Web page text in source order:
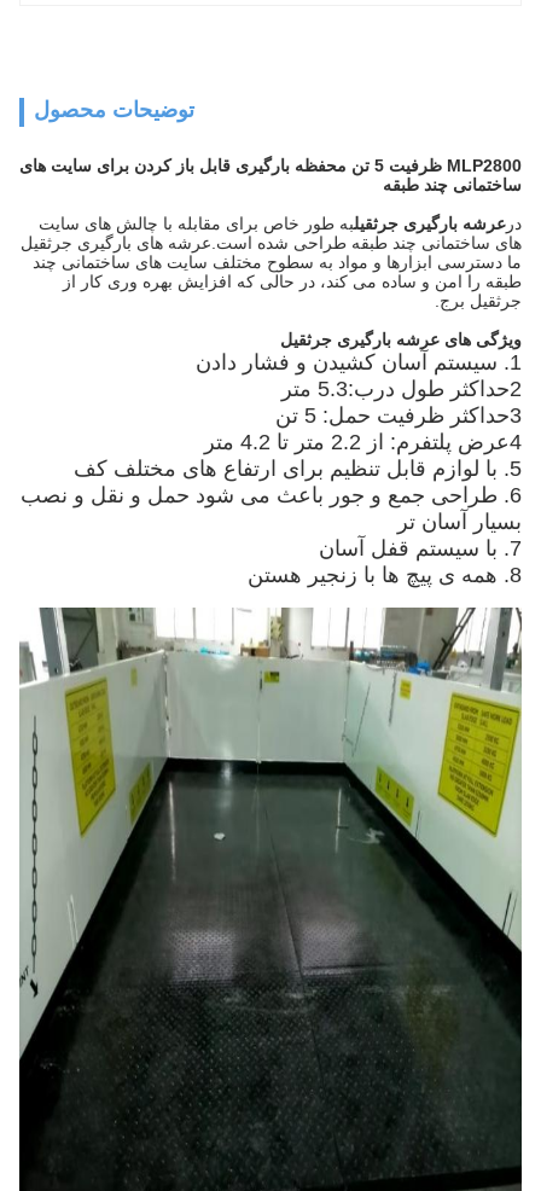
توضیحات محصول
MLP2800 ظرفیت 5 تن محفظه بارگیری قابل باز کردن برای سایت های
ساختمانی چند طبقه
درعرشه بارگیری جرثقیلبه طور خاص برای مقابله با چالش های سایت
های ساختمانی چند طبقه طراحی شده است.عرشه های بارگیری جرثقیل
ما دسترسی ابزارها و مواد به سطوح مختلف سایت های ساختمانی چند
طبقه را امن و ساده می کند، در حالی که افزایش بهره وری کار از
جرثقیل برج.
ویژگی های عرشه بارگیری جرثقیل
1. سيستم آسان کشيدن و فشار دادن
2حداکثر طول درب:5.3 متر
3حداکثر ظرفیت حمل: 5 تن
4عرض پلتفرم: از 2.2 متر تا 4.2 متر
5. با لوازم قابل تنظیم برای ارتفاع های مختلف کف
6. طراحی جمع و جور باعث می شود حمل و نقل و نصب
بسیار آسان تر
7. با سیستم قفل آسان
8. همه ی پیچ ها با زنجیر هستن